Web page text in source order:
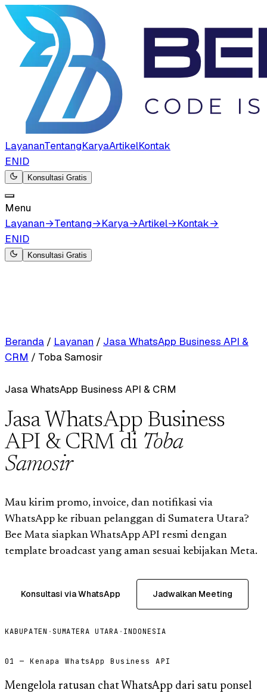
LayananTentangKaryaArtikelKontak
ENID
Konsultasi Gratis
Menu
Layanan→Tentang→Karya→Artikel→Kontak→
ENID
Konsultasi Gratis
Beranda / Layanan / Jasa WhatsApp Business API &
CRM / Toba Samosir
Jasa WhatsApp Business API & CRM
Jasa WhatsApp Business
API & CRM di Toba
Samosir
Mau kirim promo, invoice, dan notifikasi via
WhatsApp ke ribuan pelanggan di Sumatera Utara?
Bee Mata siapkan WhatsApp API resmi dengan
template broadcast yang aman sesuai kebijakan Meta.
Konsultasi via WhatsApp Jadwalkan Meeting
KABUPATEN · SUMATERA UTARA · INDONESIA
01 — Kenapa WhatsApp Business API
Mengelola ratusan chat WhatsApp dari satu ponsel